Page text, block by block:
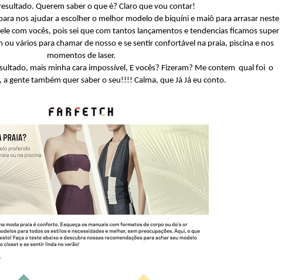
Querem saber o que é? Claro que vou contar!
nos ajudar a escolher o melhor modelo de biquíni e maiô para arrasar neste
com vocês, pois sei que com tantos lançamentos e tendencias ficamos super
ou vários para chamar de nosso e se sentir confortável na praia, piscina e nos
momentos de laser.
mais minha cara impossível, E vocês? Fizeram? Me contem qual foi o
a gente também quer saber o seu!!!! Calma, que Já Já eu conto.